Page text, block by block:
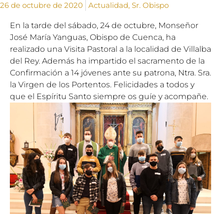
26 de octubre de 2020 Actualidad, Sr. Obispo
En la tarde del sábado, 24 de octubre, Monseñor
José María Yanguas, Obispo de Cuenca, ha
realizado una Visita Pastoral a la localidad de Villalba
del Rey. Además ha impartido el sacramento de la
Confirmación a 14 jóvenes ante su patrona, Ntra. Sra.
la Virgen de los Portentos. Felicidades a todos y
que el Espíritu Santo siempre os guíe y acompañe.